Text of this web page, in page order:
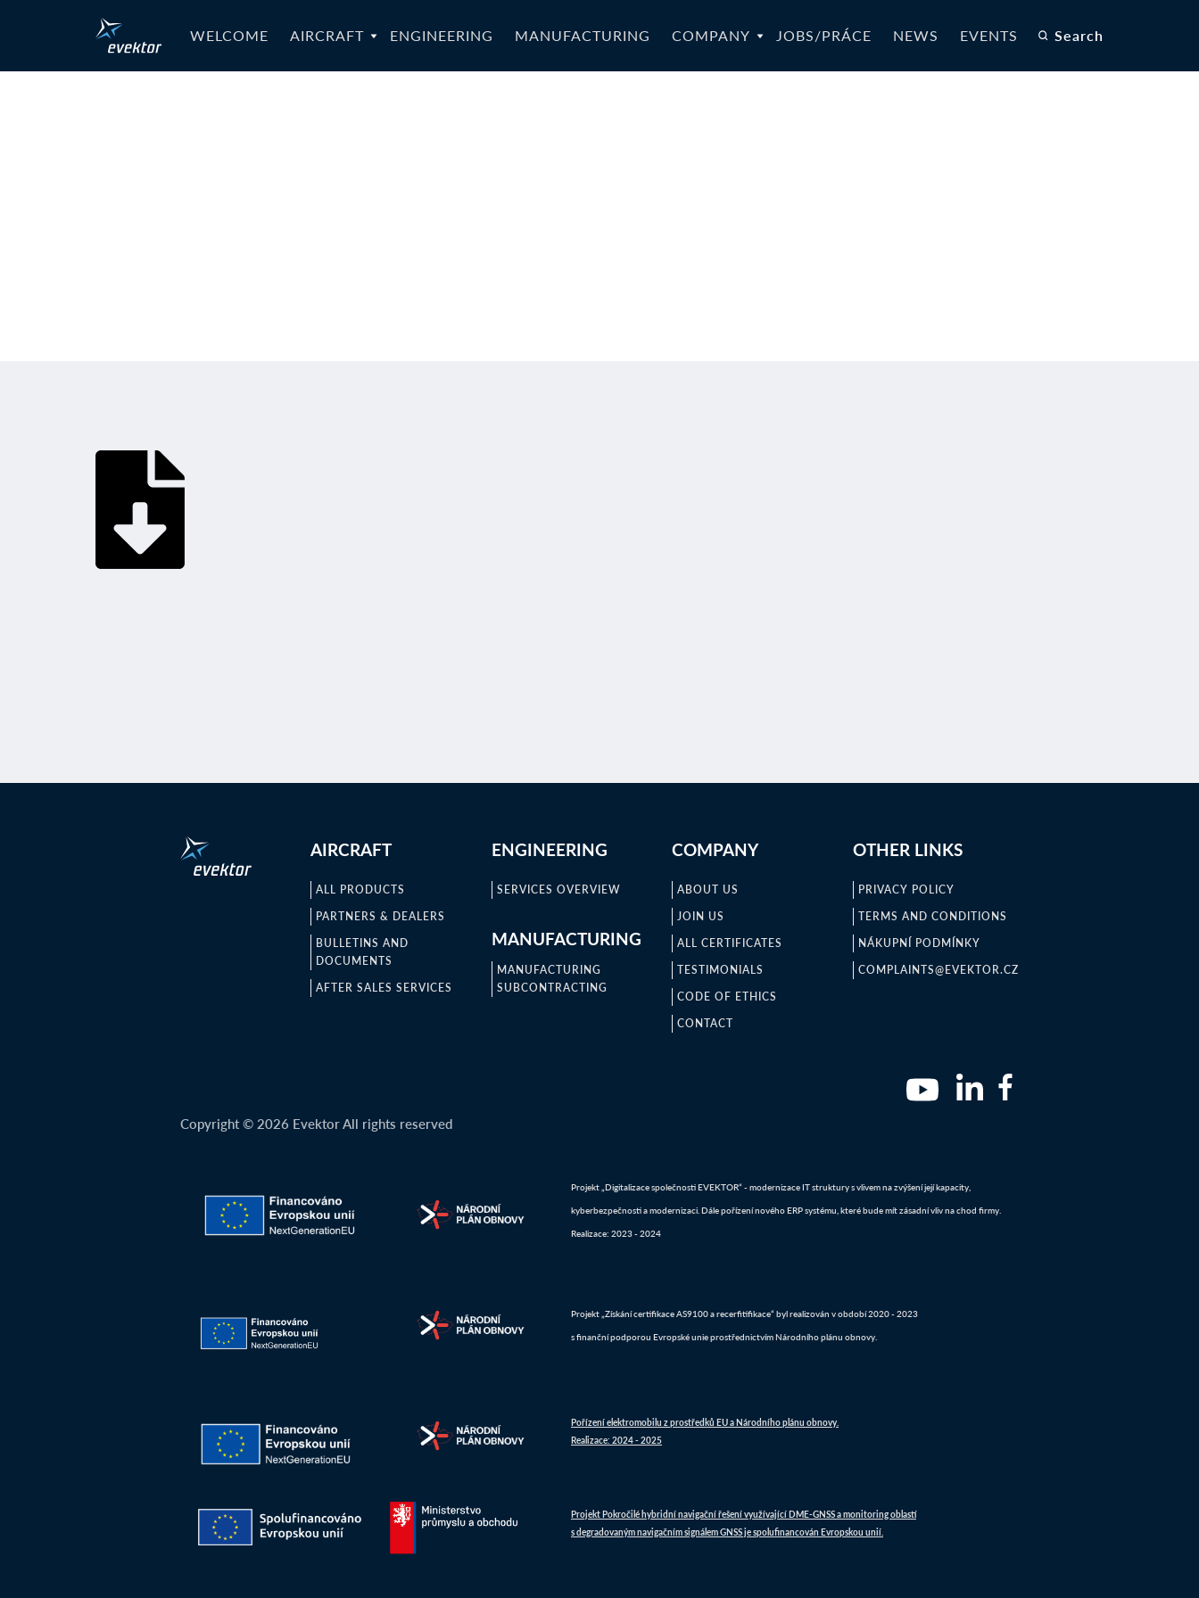
WELCOME AIRCRAFT ENGINEERING MANUFACTURING COMPANY JOBS/PRÁCE NEWS EVENTS Search
AIRCRAFT
ALL PRODUCTS
PARTNERS & DEALERS
BULLETINS AND
DOCUMENTS
AFTER SALES SERVICES
ENGINEERING
SERVICES OVERVIEW
MANUFACTURING
MANUFACTURING
SUBCONTRACTING
COMPANY
ABOUT US
JOIN US
ALL CERTIFICATES
TESTIMONIALS
CODE OF ETHICS
CONTACT
OTHER LINKS
PRIVACY POLICY
TERMS AND CONDITIONS
NÁKUPNÍ PODMÍNKY
COMPLAINTS@EVEKTOR.CZ
Copyright © 2026 Evektor All rights reserved
Projekt „Digitalizace společnosti EVEKTOR“ - modernizace IT struktury s vlivem na zvýšení její kapacity,
kyberbezpečnosti a modernizaci. Dále pořízení nového ERP systému, které bude mít zásadní vliv na chod firmy.
Realizace: 2023 - 2024
Projekt „Získání certifikace AS9100 a recerfitifikace“ byl realizován v období 2020 - 2023
s finanční podporou Evropské unie prostřednictvím Národního plánu obnovy.
Pořízení elektromobilu z prostředků EU a Národního plánu obnovy.
Realizace: 2024 - 2025
Projekt Pokročilé hybridní navigační řešení využívající DME-GNSS a monitoring oblastí
s degradovaným navigačním signálem GNSS je spolufinancován Evropskou unií.